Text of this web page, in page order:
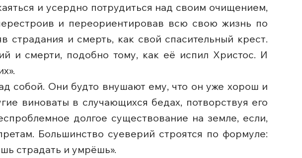
и усердно потрудиться над своим очищением,
и переориентировав всю свою жизнь по
страдания и смерть, как свой спасительный крест.
и смерти, подобно тому, как её испил Христос. И
собой. Они будто внушают ему, что он уже хорош и
виноваты в случающихся бедах, потворствуя его
долгое существование на земле, если,
Большинство суеверий строятся по формуле:
страдать и умрёшь».